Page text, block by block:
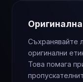
Съхранявайте
оригинални
Това помага